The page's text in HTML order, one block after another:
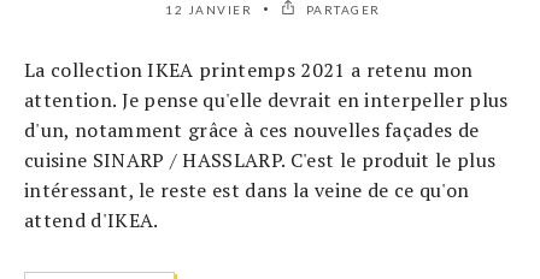
12 JANVIER PARTAGER
La collection IKEA printemps 2021 a retenu mon
attention. Je pense qu'elle devrait en interpeller plus
d'un, notamment grâce à ces nouvelles façades de
cuisine SINARP / HASSLARP. C'est le produit le plus
intéressant, le reste est dans la veine de ce qu'on
attend d'IKEA.